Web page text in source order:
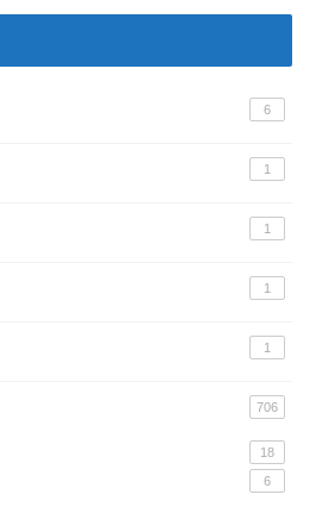
6
1
1
1
1
706
18
6